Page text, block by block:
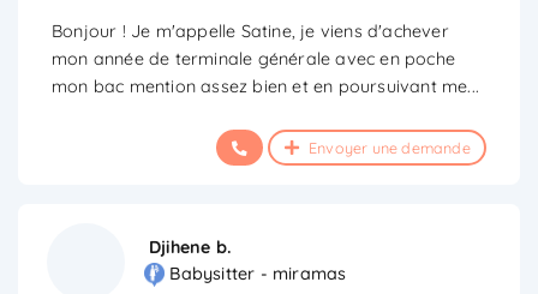
Bonjour ! Je m'appelle Satine, je viens d'achever
mon année de terminale générale avec en poche
mon bac mention assez bien et en poursuivant me...
Envoyer une demande
Djihene b.
Babysitter - miramas